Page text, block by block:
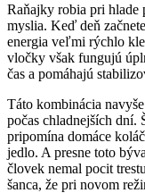
Raňajky robia pri hlade
myslia. Keď deň
energia veľmi rýchlo
vločky však fungujú
čas a pomáhajú
Táto kombinácia
počas chladnejších dní.
pripomína domáce
jedlo. A presne toto
človek nemal pocit
šanca, že pri novom